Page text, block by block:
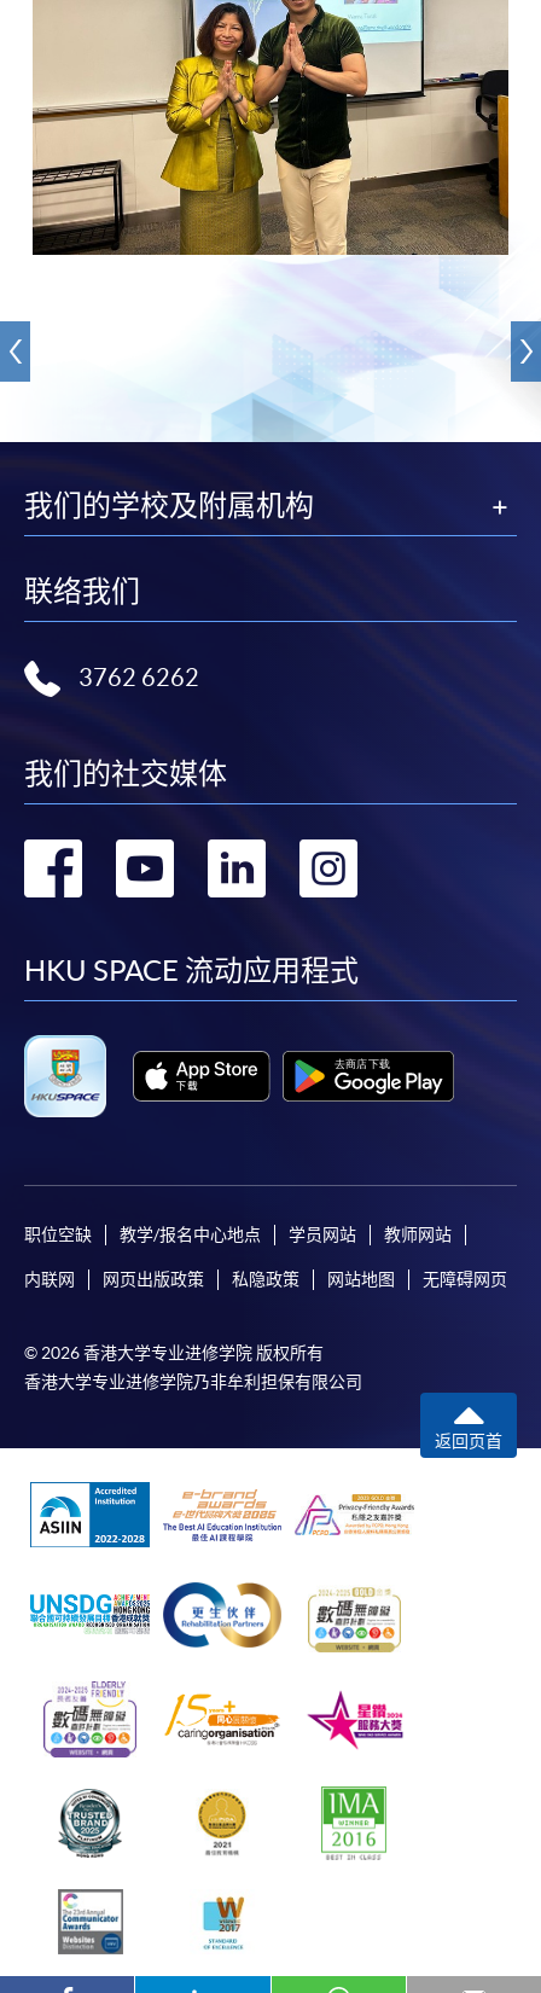
我们的学校及附属机构
联络我们
3762 6262
我们的社交媒体
转
facebook
转
youtube
转
linkedin
HKU SPACE 流动应用程式
职位空缺 教学/报名中心地点 学员网站 教师网站
内联网 网页出版政策 私隐政策 网站地图 无障碍网页
© 2026 香港大学专业进修学院 版权所有
香港大学专业进修学院乃非牟利担保有限公司
返回页首